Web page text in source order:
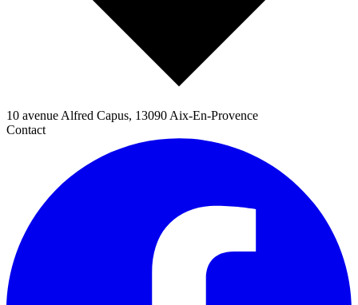
10 avenue Alfred Capus, 13090 Aix-En-Provence
Contact